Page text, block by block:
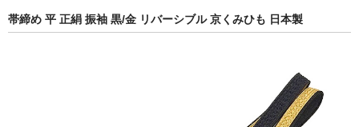
帯締め 平 正絹 振袖 黒/金 リバーシブル 京くみひも 日本製